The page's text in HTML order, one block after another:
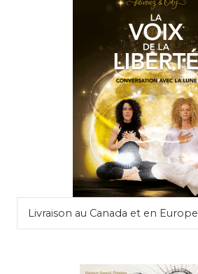
Livraison au Canada et en Europe